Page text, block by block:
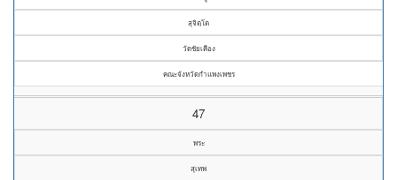
สุจิตฺโต
วัดชัยเคือง
คณะจังหวัดกำแพงเพชร
47
พระ
สุเทพ